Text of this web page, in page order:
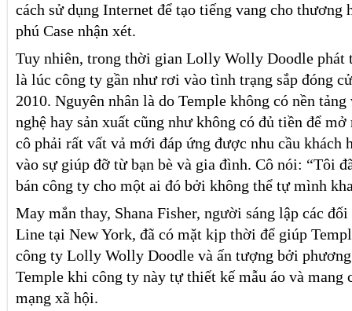
cách sử dụng Internet để tạo tiếng vang cho thương
phú Case nhận xét.
Tuy nhiên, trong thời gian Lolly Wolly Doodle phát
là lúc công ty gần như rơi vào tình trạng sắp đóng
2010. Nguyên nhân là do Temple không có nền
nghệ hay sản xuất cũng như không có đủ tiền để
cô phải rất vất vả mới đáp ứng được nhu cầu khách
vào sự giúp đỡ từ bạn bè và gia đình. Cô nói: “Tôi
bán công ty cho một ai đó bởi không thể tự mình
May mắn thay, Shana Fisher, người sáng lập các
Line tại New York, đã có mặt kịp thời để giúp
công ty Lolly Wolly Doodle và ấn tượng bởi
Temple khi công ty này tự thiết kế mẫu áo và mang
mạng xã hội.